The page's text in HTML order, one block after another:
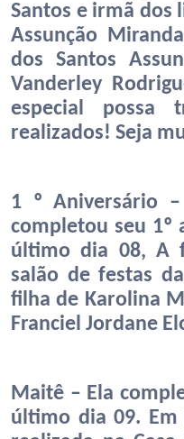
Santos e irmã dos
Assunção
dos Santos
Vanderley
especial possa
realizados! Seja
1 º Aniversário
completou seu 1º
último dia 08, A
salão de festas
filha de Karolina
Franciel Jordane
Maitê – Ela
último dia 09.